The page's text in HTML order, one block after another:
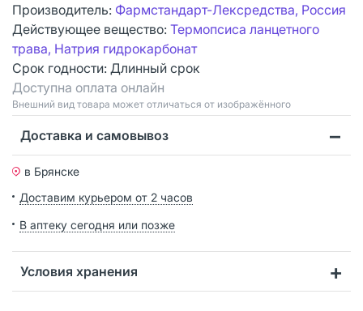
Производитель: Фармстандарт-Лексредства, Россия
Действующее вещество: Термопсиса ланцетного
трава, Натрия гидрокарбонат
Срок годности: Длинный срок
Доступна оплата онлайн
Bнешний вид товара может отличаться от изображённого
Доставка и самовывоз
в Брянске
Доставим курьером от 2 часов
В аптеку сегодня или позже
Условия хранения